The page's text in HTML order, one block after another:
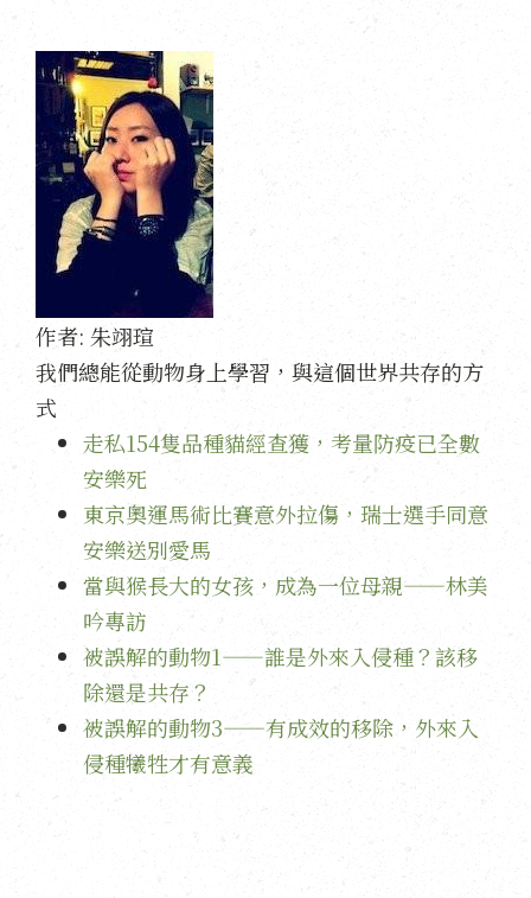
作者: 朱翊瑄
我們總能從動物身上學習，與這個世界共存的方
式
走私154隻品種貓經查獲，考量防疫已全數
安樂死
東京奧運馬術比賽意外拉傷，瑞士選手同意
安樂送別愛馬
當與猴長大的女孩，成為一位母親——林美
吟專訪
被誤解的動物1——誰是外來入侵種？該移
除還是共存？
被誤解的動物3——有成效的移除，外來入
侵種犧牲才有意義